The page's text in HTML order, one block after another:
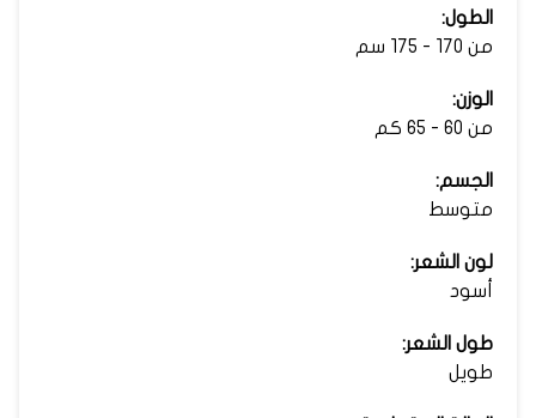
الطول:
من 170 - 175 سم
الوزن:
من 60 - 65 كم
الجسم:
متوسط
لون الشعر:
أسود
طول الشعر:
طويل